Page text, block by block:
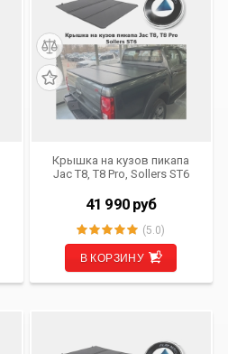
Крышка на кузов пикапа
Jac T8, T8 Pro, Sollers ST6
41 990 руб
(5.0)
В КОРЗИНУ